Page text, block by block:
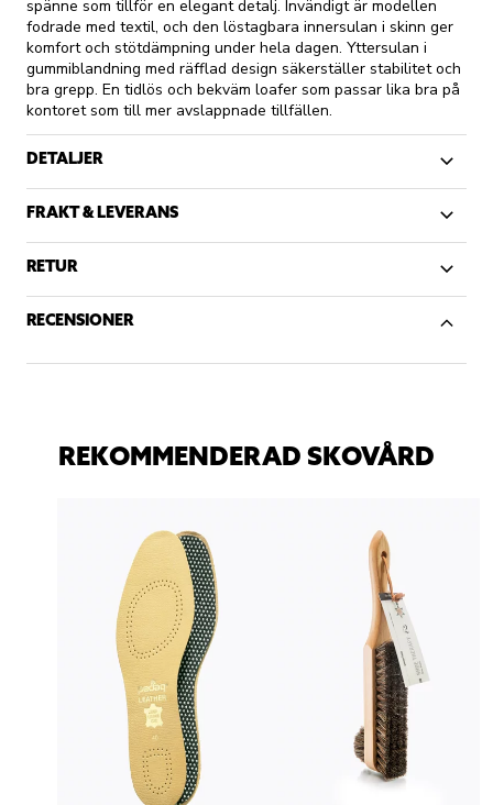
spänne som tillför en elegant detalj. Invändigt är modellen
fodrade med textil, och den löstagbara innersulan i skinn ger
komfort och stötdämpning under hela dagen. Yttersulan i
gummiblandning med räfflad design säkerställer stabilitet och
bra grepp. En tidlös och bekväm loafer som passar lika bra på
kontoret som till mer avslappnade tillfällen.
DETALJER
FRAKT & LEVERANS
RETUR
RECENSIONER
REKOMMENDERAD SKOVÅRD